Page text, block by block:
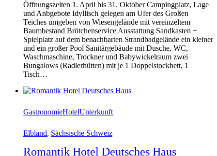
Öffnungszeiten 1. April bis 31. Oktober Campingplatz, Lage
und Anbgebote Idyllisch gelegen am Ufer des Großen
Teiches umgeben von Wiesengelände mit vereinzeltem
Baumbestand Brötchenservice Ausstattung Sandkasten +
Spielplatz auf dem benachbarten Strandbadgelände ein kleiner
und ein großer Pool Sanitärgebäude mit Dusche, WC,
Waschmaschine, Trockner und Babywickelraum zwei
Bungalows (Radlerhütten) mit je 1 Doppelstockbett, 1
Tisch…
GastronomieHotelUnterkunft
Elbland, Sächsische Schweiz
Romantik Hotel Deutsches Haus